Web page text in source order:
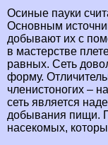
Осиные пауки
Основным
добывают их с
в мастерстве
равных. Сеть
форму.
члeнистоногих –
сеть является
добывания пищи.
насекомых,